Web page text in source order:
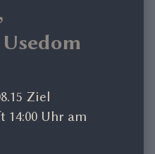
Ziel
Uhr am